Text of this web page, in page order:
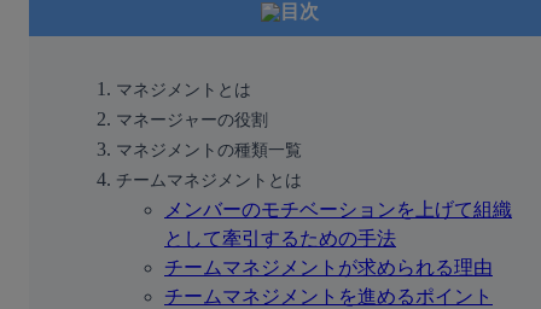
目次
マネジメントとは
マネージャーの役割
マネジメントの種類一覧
チームマネジメントとは
メンバーのモチベーションを上げて組織
として牽引するための手法
チームマネジメントが求められる理由
チームマネジメントを進めるポイント